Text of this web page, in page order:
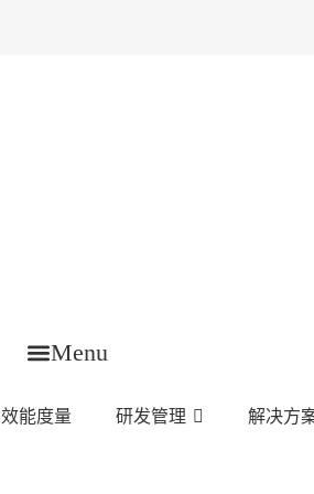
Menu
效能度量 研发管理 解决方